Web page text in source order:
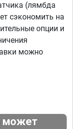
(лямбда
сэкономить на
опции и
можно
может